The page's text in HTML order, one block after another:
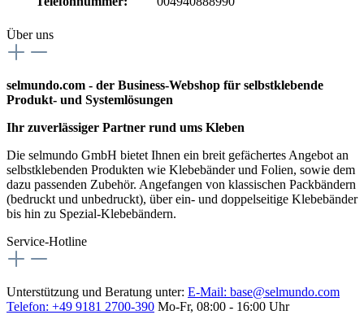
Über uns
selmundo.com - der Business-Webshop für selbstklebende
Produkt- und Systemlösungen
Ihr zuverlässiger Partner rund ums Kleben
Die selmundo GmbH bietet Ihnen ein breit gefächertes Angebot an
selbstklebenden Produkten wie Klebebänder und Folien, sowie dem
dazu passenden Zubehör. Angefangen von klassischen Packbändern
(bedruckt und unbedruckt), über ein- und doppelseitige Klebebänder
bis hin zu Spezial-Klebebändern.
Service-Hotline
Unterstützung und Beratung unter: E-Mail: base@selmundo.com
Telefon: +49 9181 2700-390 Mo-Fr, 08:00 - 16:00 Uhr